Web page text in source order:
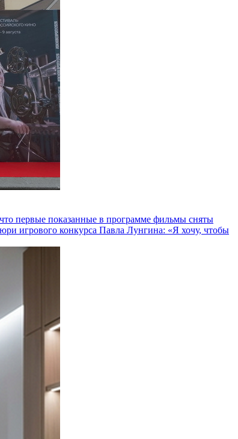
первые показанные в программе фильмы сняты
игрового конкурса Павла Лунгина: «Я хочу, чтобы